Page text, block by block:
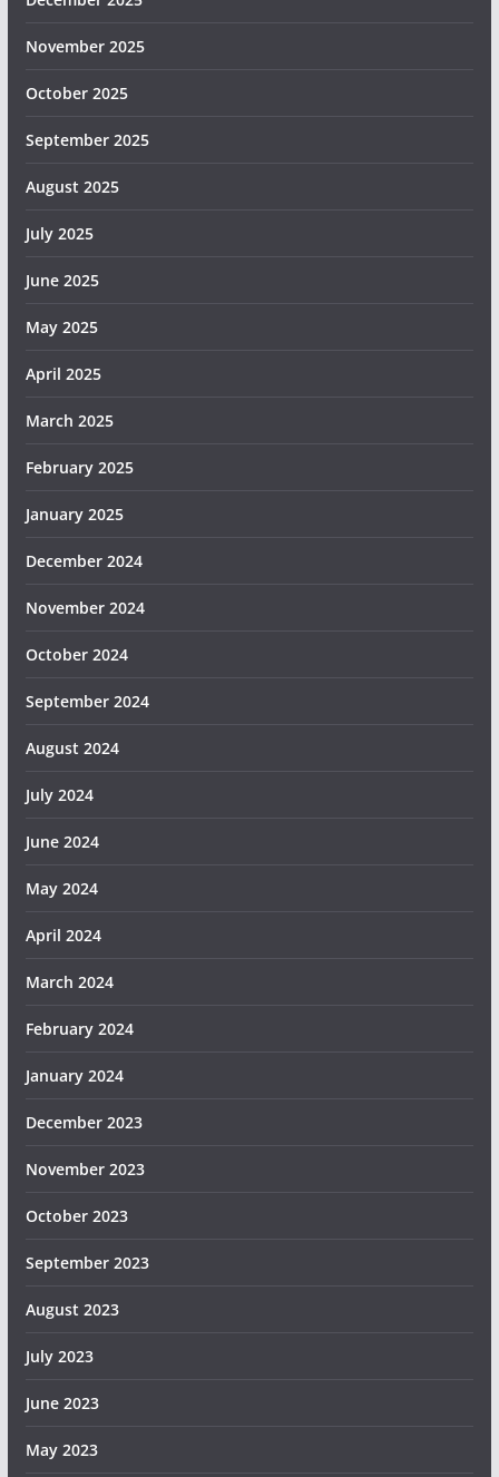
November 2025
October 2025
September 2025
August 2025
July 2025
June 2025
May 2025
April 2025
March 2025
February 2025
January 2025
December 2024
November 2024
October 2024
September 2024
August 2024
July 2024
June 2024
May 2024
April 2024
March 2024
February 2024
January 2024
December 2023
November 2023
October 2023
September 2023
August 2023
July 2023
June 2023
May 2023